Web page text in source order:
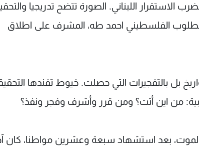
اللبناني. الصورة تتضح تدريجيا
الفلسطيني احمد طه، المشرف على اطلاق
بل بالتفجيرات التي حصلت. خيوط تفندها
من اين أتت؟ ومن قرر وأشرف وفجر ونفذ؟
الموت، بعد استشهاد سبعة وعشرين مواطنا، كان